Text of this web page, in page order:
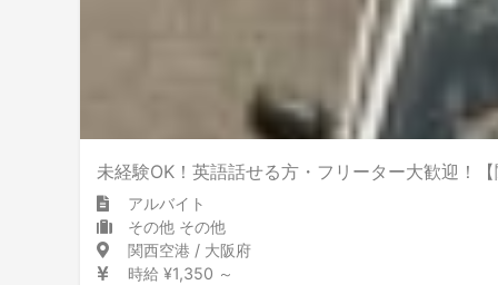
未経験OK！英語話せる方・フリーター大歓迎！
アルバイト
その他 その他
関西空港 / 大阪府
時給 ¥1,350 ～